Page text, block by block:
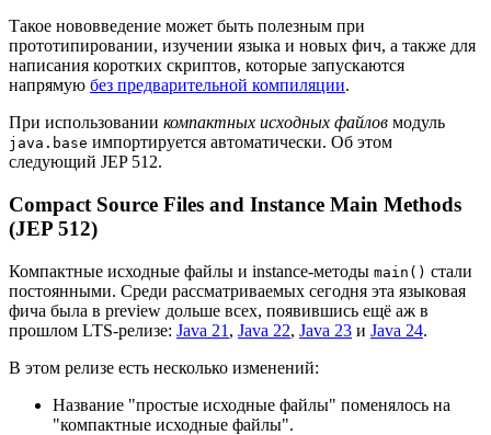
Такое нововведение может быть полезным при
прототипировании, изучении языка и новых фич, а также для
написания коротких скриптов, которые запускаются
напрямую без предварительной компиляции.
При использовании компактных исходных файлов модуль
java.base импортируется автоматически. Об этом
следующий JEP 512.
Compact Source Files and Instance Main Methods
(JEP 512)
Компактные исходные файлы и instance-методы main() стали
постоянными. Среди рассматриваемых сегодня эта языковая
фича была в preview дольше всех, появившись ещё аж в
прошлом LTS-релизе: Java 21 , Java 22, Java 23 и Java 24.
В этом релизе есть несколько изменений:
Название "простые исходные файлы" поменялось на
"компактные исходные файлы".